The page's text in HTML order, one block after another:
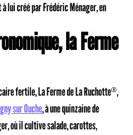
lui créé par Frédéric Ménager, en
la Ferme
fertile, La Ferme de La Ruchotte®,
sur Ouche, à une quinzaine de
où il cultive salade, carottes,